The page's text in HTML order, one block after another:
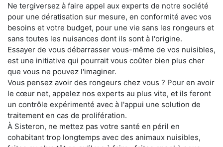
Ne tergiversez à faire appel aux experts de notre société
pour une dératisation sur mesure, en conformité avec vos
besoins et votre budget, pour une vie sans les rongeurs et
sans toutes les nuisances dont ils sont à l'origine.
Essayer de vous débarrasser vous-même de vos nuisibles,
est une initiative qui pourrait vous coûter bien plus cher
que vous ne pouvez l'imaginer.
Vous pensez avoir des rongeurs chez vous ? Pour en avoir
le cœur net, appelez nos experts au plus vite, et ils feront
un contrôle expérimenté avec à l'appui une solution de
traitement en cas de prolifération.
À Sisteron, ne mettez pas votre santé en péril en
cohabitant trop longtemps avec des animaux nuisibles,